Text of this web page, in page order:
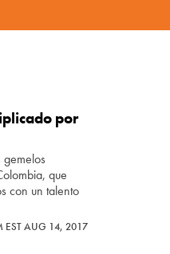
por
que
con un talento
EST AUG 14, 2017